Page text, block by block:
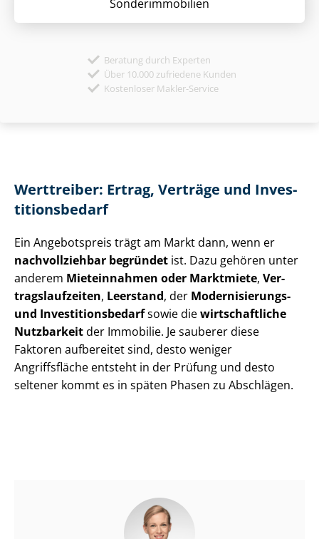
Sonder­immobilien
Beratung durch Experten
Über 10.000 zufriedene Kunden
Kostenloser Makler-Service
Werttreiber: Ertrag, Verträge und In­ves­
ti­ti­ons­be­darf
Ein Angebotspreis trägt am Markt dann, wenn er
nachvollziehbar begründet ist. Dazu gehören unter
anderem Mieteinnahmen oder Marktmiete, Ver­
trags­lauf­zei­ten, Leerstand, der Modernisierungs-
und In­ves­ti­ti­ons­be­darfsowie diewirtschaftliche
Nutzbarkeitder Immobilie. Je sauberer diese
Faktoren aufbereitet sind, desto weniger
Angriffsfläche entsteht in der Prüfung und desto
seltener kommt es in späten Phasen zu Abschlägen.